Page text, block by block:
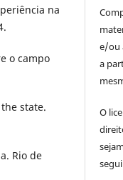
na
o campo
state.
Rio de
e/ou
a
O